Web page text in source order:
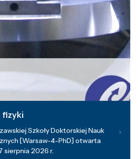
fizyki
Szkoły Doktorskiej Nauk
[Warsaw-4-PhD] otwarta
sierpnia 2026 r.